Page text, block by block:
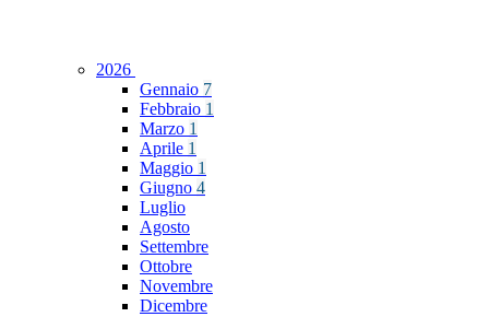
2026
Gennaio 7
Febbraio 1
Marzo 1
Aprile 1
Maggio 1
Giugno 4
Luglio
Agosto
Settembre
Ottobre
Novembre
Dicembre